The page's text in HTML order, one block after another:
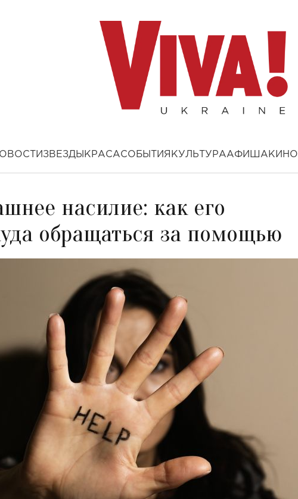
ЗВЕЗДЫ КРАСАСОБЫТИЯ КУЛЬТУРААФИША КИНО
насилие: как его
обращаться за помощью